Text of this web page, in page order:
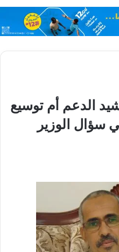
الدعم أم توسيع
سؤال الوزير